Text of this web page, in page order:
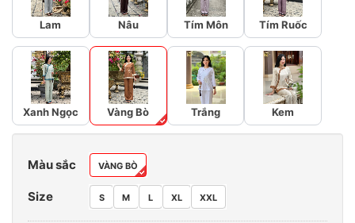
Lam Nâu Tím Môn Tím Ruốc
Xanh Ngọc Vàng Bò Trắng Kem
Màu sắc VÀNG BÒ
Size S M L XL XXL